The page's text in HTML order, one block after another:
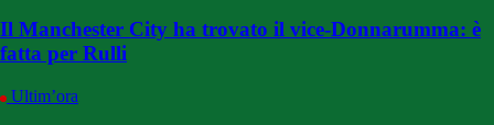
Il Manchester City ha trovato il vice-Donnarumma: è
fatta per Rulli
Ultim’ora